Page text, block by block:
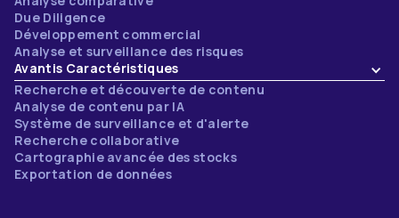
Due Diligence
Développement commercial
Analyse et surveillance des risques
Avantis Caractéristiques
Recherche et découverte de contenu
Analyse de contenu par IA
Système de surveillance et d'alerte
Recherche collaborative
Cartographie avancée des stocks
Exportation de données